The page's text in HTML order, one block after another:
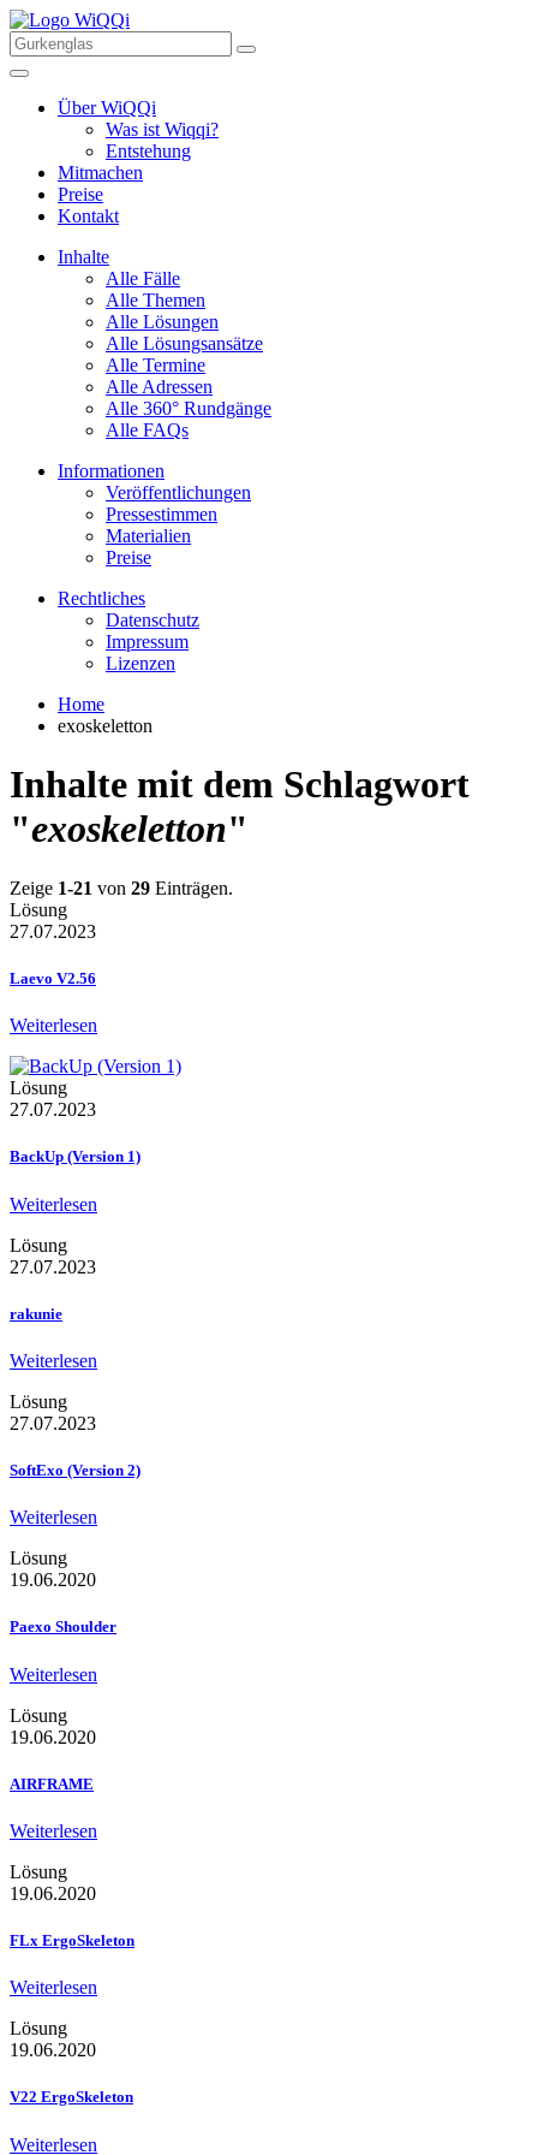
Über WiQQi
Was ist Wiqqi?
Entstehung
Mitmachen
Preise
Kontakt
Inhalte
Alle Fälle
Alle Themen
Alle Lösungen
Alle Lösungsansätze
Alle Termine
Alle Adressen
Alle 360° Rundgänge
Alle FAQs
Informationen
Veröffentlichungen
Pressestimmen
Materialien
Preise
Rechtliches
Datenschutz
Impressum
Lizenzen
Home
exoskeletton
Inhalte mit dem Schlagwort
"exoskeletton"
Zeige 1-21 von 29 Einträgen.
Lösung
27.07.2023
Laevo V2.56
Weiterlesen
Lösung
27.07.2023
BackUp (Version 1)
Weiterlesen
Lösung
27.07.2023
rakunie
Weiterlesen
Lösung
27.07.2023
SoftExo (Version 2)
Weiterlesen
Lösung
19.06.2020
Paexo Shoulder
Weiterlesen
Lösung
19.06.2020
AIRFRAME
Weiterlesen
Lösung
19.06.2020
FLx ErgoSkeleton
Weiterlesen
Lösung
19.06.2020
V22 ErgoSkeleton
Weiterlesen